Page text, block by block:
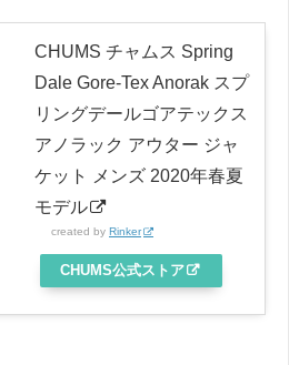
CHUMS チャムス Spring
Dale Gore-Tex Anorak スプ
リングデールゴアテックス
アノラック アウター ジャ
ケット メンズ 2020年春夏
モデル
created by Rinker
CHUMS公式ストア